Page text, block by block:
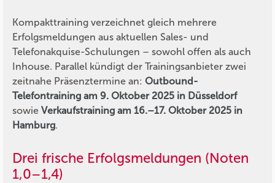
Kompakttraining verzeichnet gleich mehrere
Erfolgsmeldungen aus aktuellen Sales- und
Telefonakquise-Schulungen – sowohl offen als auch
Inhouse. Parallel kündigt der Trainingsanbieter zwei
zeitnahe Präsenztermine an: Outbound-
Telefontraining am 9. Oktober 2025 in Düsseldorf
sowie Verkaufstraining am 16.–17. Oktober 2025 in
Hamburg.
Drei frische Erfolgsmeldungen (Noten
1,0–1,4)